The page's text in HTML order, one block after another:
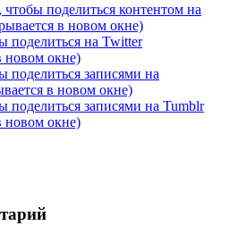
поделиться контентом на
в новом окне)
поделиться на Twitter
новом окне)
поделиться записями на
в новом окне)
поделиться записями на Tumblr
новом окне)